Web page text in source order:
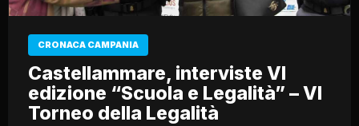
CRONACA CAMPANIA
Castellammare, interviste VI
edizione “Scuola e Legalità” – VI
Torneo della Legalità